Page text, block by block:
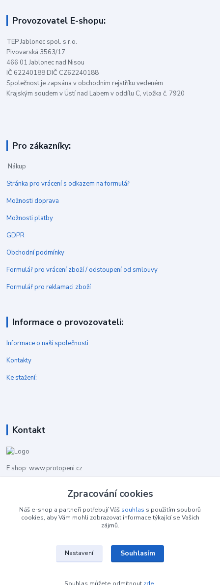
Provozovatel E-shopu:
TEP Jablonec spol. s r.o.
Pivovarská 3563/17
466 01 Jablonec nad Nisou
IČ 62240188 DIČ CZ62240188
Společnost je zapsána v obchodním rejstříku vedeném
Krajským soudem v Ústí nad Labem v oddílu C, vložka č. 7920
Pro zákazníky:
Nákup
Stránka pro vrácení s odkazem na formulář
Možnosti doprava
Možnosti platby
GDPR
Obchodní podmínky
Formulář pro vrácení zboží / odstoupení od smlouvy
Formulář pro reklamaci zboží
Informace o provozovateli:
Informace o naší společnosti
Kontakty
Ke stažení:
Kontakt
E shop: www.protopeni.cz
+420 483 710 226
info@protopeni.cz
Zpracování cookies
Náš e-shop a partneři potřebují Váš souhlas s použitím souborů
cookies, aby Vám mohli zobrazovat informace týkající se Vašich
zájmů.
Nastavení Souhlasím